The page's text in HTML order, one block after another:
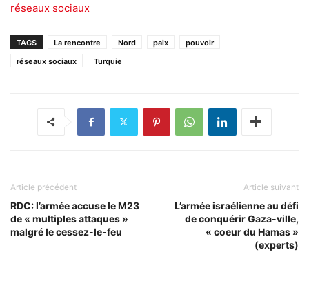
réseaux sociaux
TAGS La rencontre Nord paix
pouvoir
réseaux sociaux
Turquie
Article précédent
RDC: l’armée accuse le M23
de « multiples attaques »
malgré le cessez-le-feu
Article suivant
L’armée israélienne au défi
de conquérir Gaza-ville,
« coeur du Hamas »
(experts)